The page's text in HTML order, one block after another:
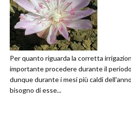
Per quanto riguarda la corretta
importante procedere durante il
dunque durante i mesi più caldi
bisogno di esse...